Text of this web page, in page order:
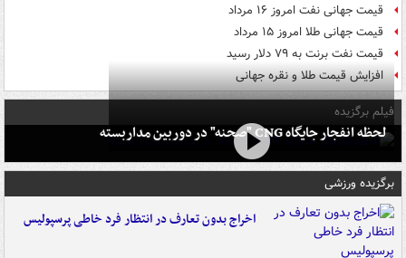
قیمت جهانی نفت امروز ۱۶ مرداد
قیمت جهانی طلا امروز ۱۵ مرداد
قیمت نفت برنت به ۷۹ دلار رسید
افزایش قیمت طلا و نقره جهانی
فیلم برگزیده
لحظه انفجار جایگاه CNG "صحنه" در دوربین مداربسته
برگزیده ورزشی
اخراج بدون تعارف در انتظار فرد خاطی پرسپولیس